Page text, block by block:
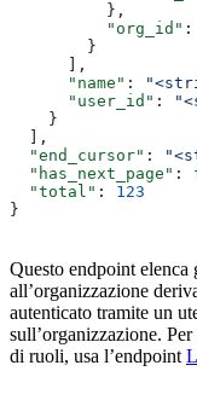
          },
          "org_id"
:
        }
      ],
      "name"
:
      "user_id"
:
    }
  ],
  "end_cursor"
:
  "has_next_page"
:
  "total"
: 123
}
Questo endpoint elenca
all’organizzazione
autenticato tramite un
sull’organizzazione.
di ruoli, usa l’endpoint